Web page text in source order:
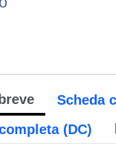
Scheda
(DC)